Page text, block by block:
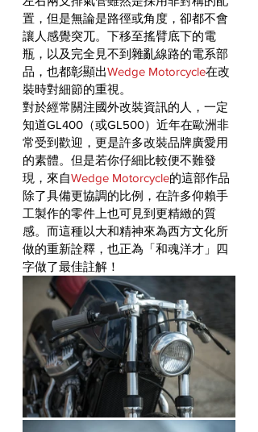
置，但是無論是路徑或角度，卻都不會
讓人感覺突兀。下移至搖臂底下的電
瓶，以及完全見不到雜亂線路的電系部
品，也都彰顯出Wedge Motorcycle在改
裝時對細節的重視。
對於經常關注國外改裝資訊的人，一定
知道GL400（或GL500）近年在歐洲非
常受到歡迎，更是許多改裝品牌廣愛用
的素體。但是若你仔細比較便不難發
現，來自Wedge Motorcycle的這部作品
除了具備更協調的比例，在許多仰賴手
工製作的零件上也可見到更精緻的質
感。而這種以大和精神來為西方文化所
做的重新詮釋，也正為「和魂洋才」四
字做了最佳註解！